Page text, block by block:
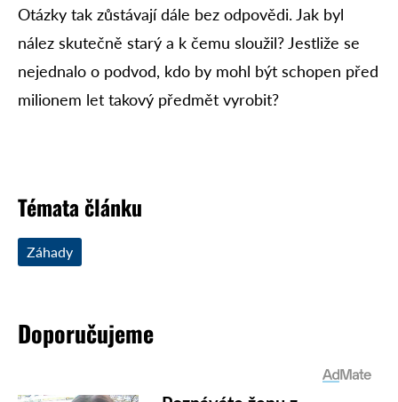
Otázky tak zůstávají dále bez odpovědi. Jak byl
nález skutečně starý a k čemu sloužil? Jestliže se
nejednalo o podvod, kdo by mohl být schopen před
milionem let takový předmět vyrobit?
Témata článku
Záhady
Doporučujeme